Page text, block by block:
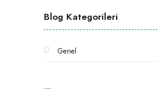
Blog Kategorileri
Genel